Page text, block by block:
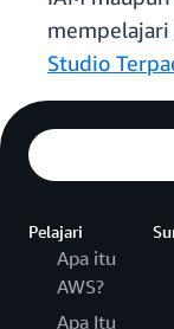
Studio
Pelajari
Apa itu
AWS?
Apa Itu